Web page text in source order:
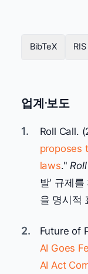
BibTeX RIS
업계·보도
1. Roll Call.
proposes
laws."
발' 규제를
을 명시적
2. Future of
AI Goes
AI Act